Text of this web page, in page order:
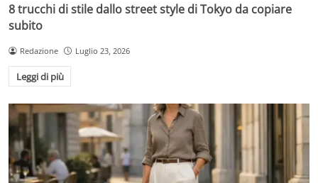
8 trucchi di stile dallo street style di Tokyo da copiare
subito
Redazione Luglio 23, 2026
Leggi di più